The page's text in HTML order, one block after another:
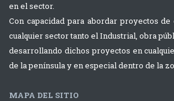
en el sector.
Con capacidad para abordar proyectos
cualquier sector tanto el Industrial, obra
desarrollando dichos proyectos en
de la península y en especial dentro de la
MAPA DEL SITIO